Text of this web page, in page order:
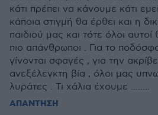
κάτι πρέπει να κάνουμε κάτι
κάποια στιγμή θα έρθει και η
παιδιού μας και τότε όλοι
πιο απάνθρωποι . Για το
γίνονται σφαγές , για την
ανεξέλεγκτη βία , όλοι μας
λυράτες . Τι χάλια έχουμε ........
ΑΠΑΝΤΗΣΗ